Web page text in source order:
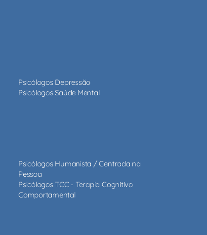
Psicólogos Depressão
Psicólogos Saúde Mental
Psicólogos Humanista / Centrada na
Pessoa
Psicólogos TCC - Terapia Cognitivo
Comportamental